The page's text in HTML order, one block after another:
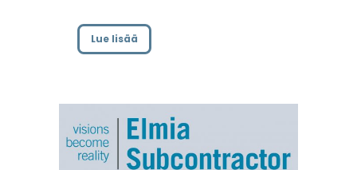
Lue lisää